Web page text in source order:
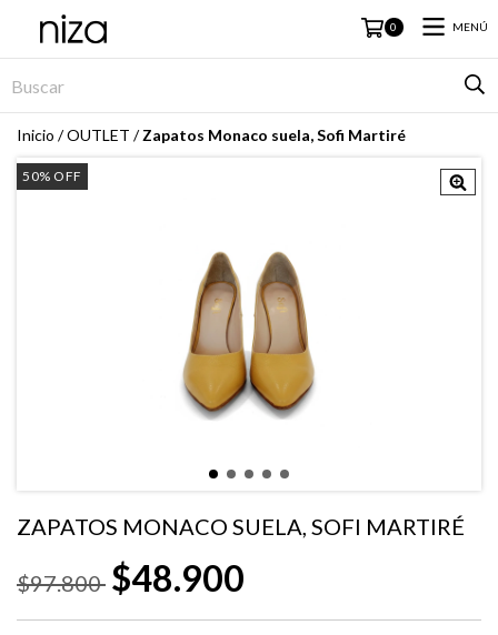
0 MENÚ
Inicio /OUTLET / Zapatos Monaco suela, Sofi Martiré
50% OFF
ZAPATOS MONACO SUELA, SOFI MARTIRÉ
$97.800 $48.900